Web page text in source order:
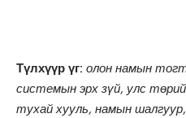
Түлхүүр үг: олон намын
системын эрх зүй, улс
тухай хууль, намын